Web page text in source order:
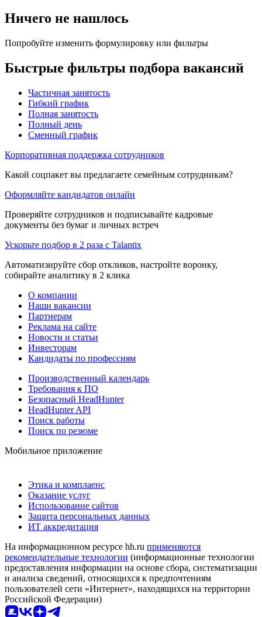
Ничего не нашлось
Попробуйте изменить формулировку или фильтры
Быстрые фильтры подбора вакансий
Частичная занятость
Гибкий график
Полная занятость
Полный день
Сменный график
Корпоративная поддержка сотрудников
Какой соцпакет вы предлагаете семейным сотрудникам?
Оформляйте кандидатов онлайн
Проверяйте сотрудников и подписывайте кадровые
документы без бумаг и личных встреч
Ускорьте подбор в 2 раза с Talantix
Автоматизируйте сбор откликов, настройте воронку,
собирайте аналитику в 2 клика
О компании
Наши вакансии
Партнерам
Реклама на сайте
Новости и статьи
Инвесторам
Кандидаты по профессиям
Производственный календарь
Требования к ПО
Безопасный HeadHunter
HeadHunter API
Поиск работы
Поиск по резюме
Мобильное приложение
Этика и комплаенс
Оказание услуг
Использование сайтов
Защита персональных данных
ИТ аккредитация
На информационном ресурсе hh.ru применяются
рекомендательные технологии (информационные технологии
предоставления информации на основе сбора, систематизации
и анализа сведений, относящихся к предпочтениям
пользователей сети «Интернет», находящихся на территории
Российской Федерации)